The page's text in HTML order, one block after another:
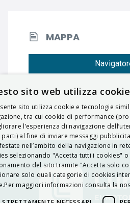
MAPPA
sito web utilizza cookie
sito utilizza cookie e tecnologie
tra cui cookie di performance
l’esperienza di navigazione
parti) al fine di inviare messaggi
nell’ambito della navigazione in
selezionando "Accetta tutti i cookies"
del sito tramite "Accetta solo
solo quali categorie di cookies
maggiori informazioni consulta la